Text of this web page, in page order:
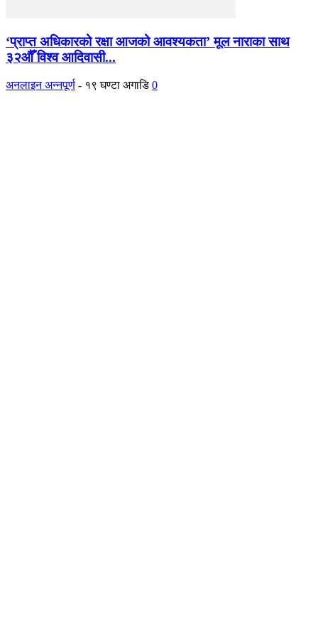
‘प्राप्त अधिकारको रक्षा आजको आवश्यकता’ मूल नाराका साथ
३२औँ विश्व आदिवासी...
अनलाइन अन्नपूर्ण - १९ घण्टा अगाडि 0